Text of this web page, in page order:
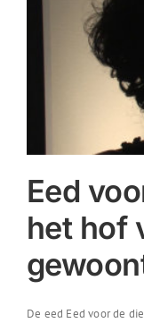
Eed
het hof
De eed Eed voor de